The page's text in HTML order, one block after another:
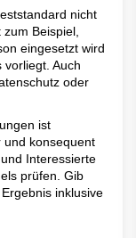
nicht
Beispiel,
eingesetzt wird
Auch
oder
ist
und konsequent
Interessierte
prüfen. Gib
inklusive